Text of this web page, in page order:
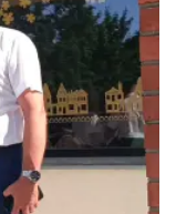
susisiekimo
kurie atitinka